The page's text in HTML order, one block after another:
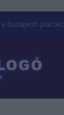
budapesti